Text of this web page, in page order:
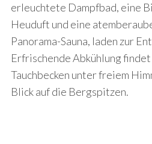
erleuchtete Dampfbad, eine
Heuduft und eine
Panorama-Sauna, laden zur
Erfrischende Abkühlung
Tauchbecken unter freiem
Blick auf die Bergspitzen.